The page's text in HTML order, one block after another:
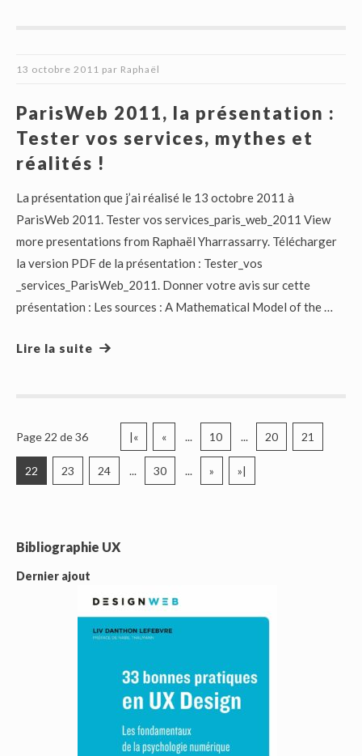
13 octobre 2011 par Raphaël
ParisWeb 2011, la présentation :
Tester vos services, mythes et
réalités !
La présentation que j’ai réalisé le 13 octobre 2011 à
ParisWeb 2011. Tester vos services_paris_web_2011 View
more presentations from Raphaël Yharrassarry. Télécharger
la version PDF de la présentation : Tester_vos
_services_ParisWeb_2011. Donner votre avis sur cette
présentation : Les sources : A Mathematical Model of the …
Lire la suite
Page 22 de 36 |« « ... 10 ... 20 21
22 23 24 ... 30 ... » »|
Bibliographie UX
Dernier ajout